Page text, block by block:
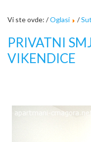
Vi ste ovde: /Oglasi /
PRIVATNI
VIKENDICE